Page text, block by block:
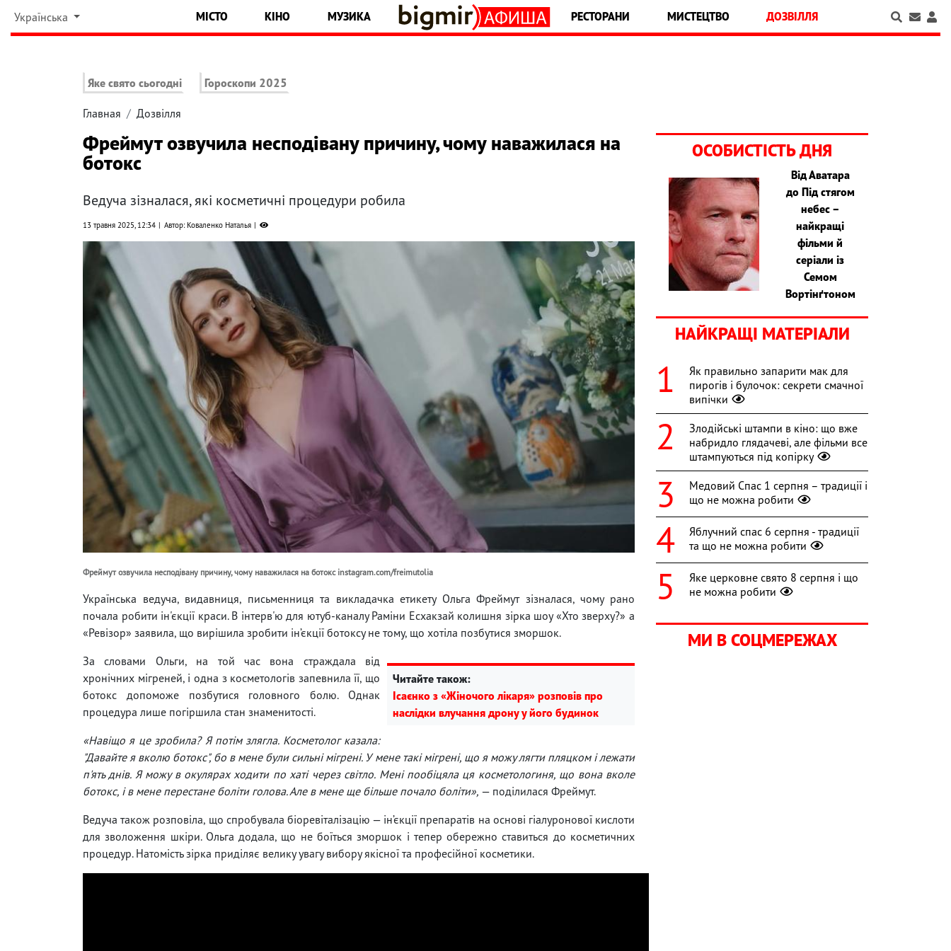
Українська МІСТО КІНО МУЗИКА РЕСТОРАНИ МИСТЕЦТВО ДОЗВІЛЛЯ
Яке свято сьогодні Гороскопи 2025
Главная Дозвілля
Фреймут озвучила несподівану причину, чому наважилася на
ботокс
Ведуча зізналася, які косметичні процедури робила
13 травня 2025, 12:34 Автор: Коваленко Наталья
Фреймут озвучила несподівану причину, чому наважилася на ботокс instagram.com/freimutolia
Українська ведуча, видавниця, письменниця та викладачка етикету Ольга Фреймут зізналася, чому рано
почала робити ін'єкції краси. В інтерв'ю для ютуб-каналу Раміни Есхакзай колишня зірка шоу «Хто зверху?» а
«Ревізор» заявила, що вирішила зробити ін’єкції ботоксу не тому, що хотіла позбутися зморшок.
Читайте також:
Ісаєнко з «Жіночого лікаря» розповів про
наслідки влучання дрону у його будинок
За словами Ольги, на той час вона страждала від
хронічних мігреней, і одна з косметологів запевнила її, що
ботокс допоможе позбутися головного болю. Однак
процедура лише погіршила стан знаменитості.
«Навіщо я це зробила? Я потім злягла. Косметолог казала:
"Давайте я вколю ботокс", бо в мене були сильні мігрені. У мене такі мігрені, що я можу лягти пляцком і лежати
п'ять днів. Я можу в окулярах ходити по хаті через світло. Мені пообіцяла ця косметологиня, що вона вколе
ботокс, і в мене перестане боліти голова. Але в мене ще більше почало боліти», — поділилася Фреймут.
Ведуча також розповіла, що спробувала біоревіталізацію — ін’єкції препаратів на основі гіалуронової кислоти
для зволоження шкіри. Ольга додала, що не боїться зморшок і тепер обережно ставиться до косметичних
процедур. Натомість зірка приділяє велику увагу вибору якісної та професійної косметики.
ОСОБИСТІСТЬ ДНЯ
Від Аватара
до Під стягом
небес –
найкращі
фільми й
серіали із
Семом
Вортінґтоном
НАЙКРАЩІ МАТЕРІАЛИ
Як правильно запарити мак для
пирогів і булочок: секрети смачної
випічки
Злодійські штампи в кіно: що вже
набридло глядачеві, але фільми все
штампуються під копірку
Медовий Спас 1 серпня – традиції і
що не можна робити
Яблучний спас 6 серпня - традиції
та що не можна робити
Яке церковне свято 8 серпня і що
не можна робити
МИ В СОЦМЕРЕЖАХ